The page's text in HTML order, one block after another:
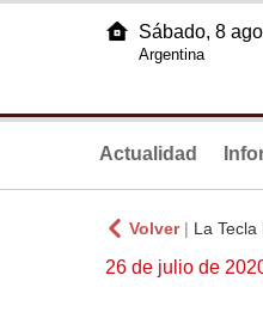
Sábado, 8
Argentina
Actualidad
Volver| La Tecla
26 de julio de